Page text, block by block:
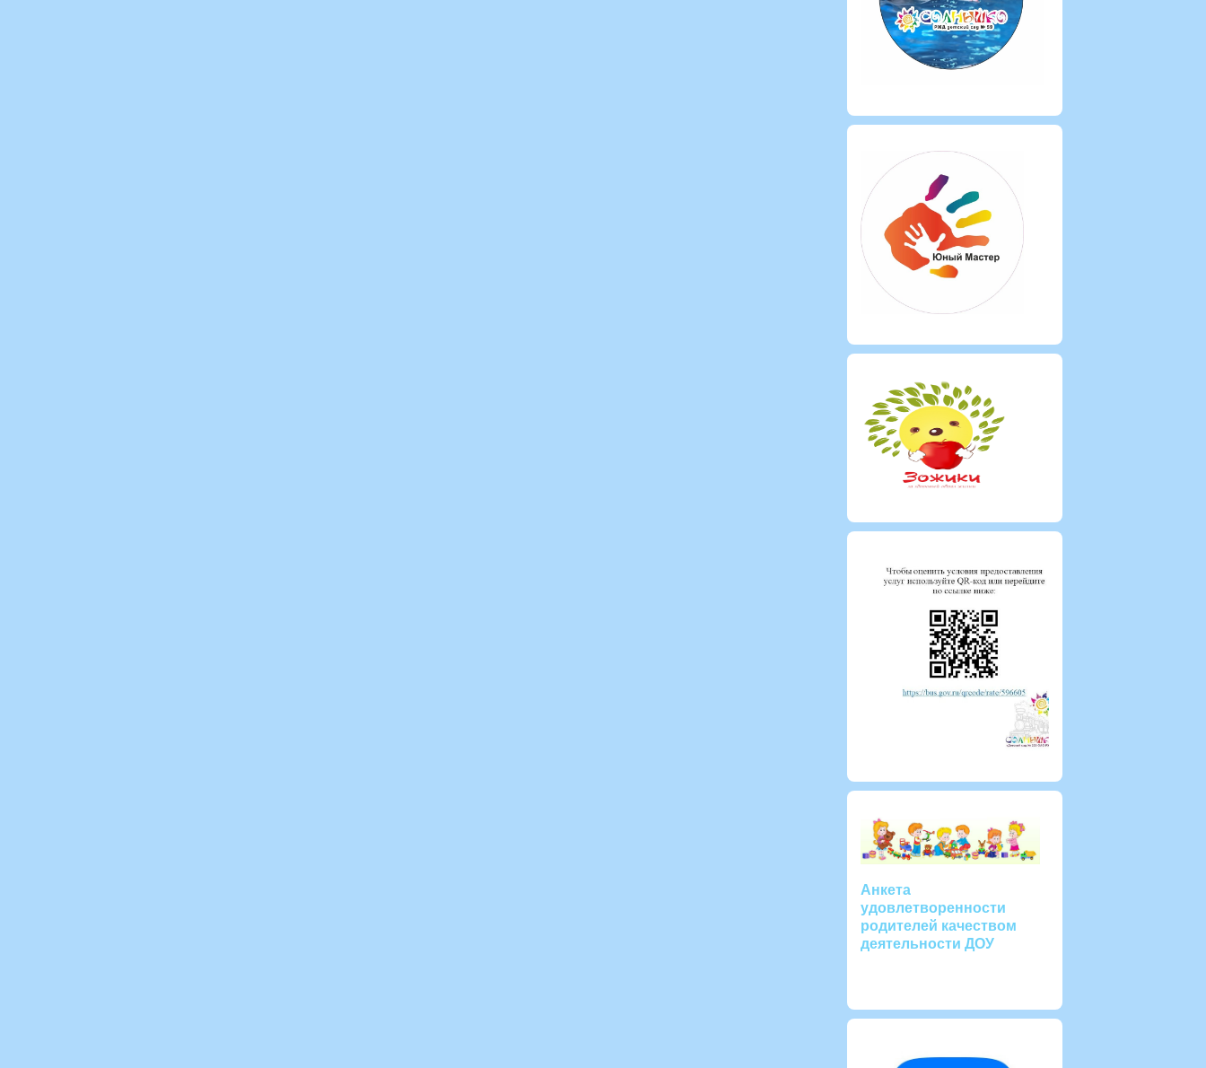
Анкета
удовлетворенности
родителей качеством
деятельности ДОУ